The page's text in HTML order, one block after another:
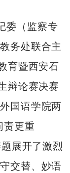
委（监察专
务处联合主
育暨西安石
辩论赛决赛
国语学院两
责更重
展开了激烈
交替、妙语